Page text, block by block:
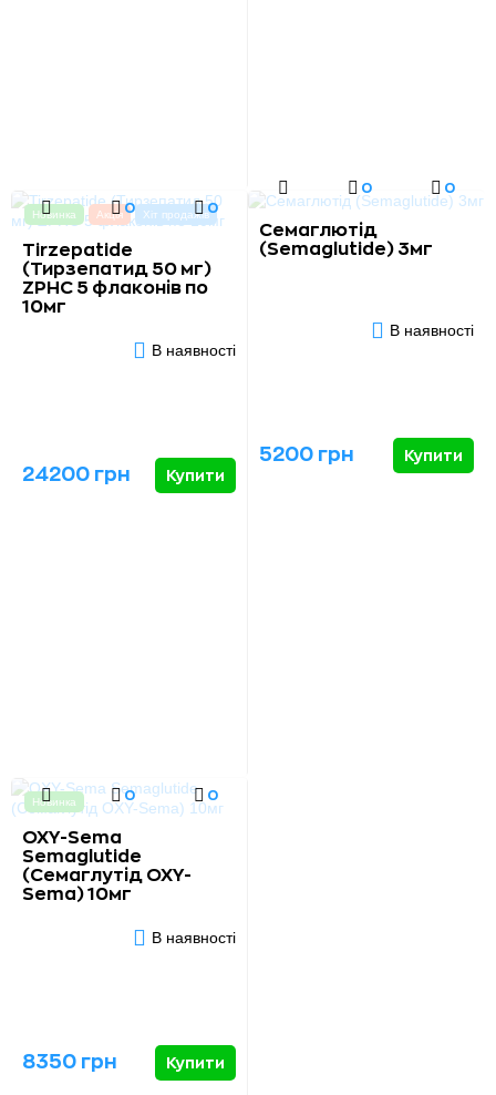
Новинка Акція Хіт продажів
0 0
Tirzepatide
(Тирзепатид 50 мг)
ZPHC 5 флаконів по
10мг
В наявності
24200 грн Купити
0 0
Семаглютід
(Semaglutide) 3мг
В наявності
5200 грн Купити
Новинка 0 0
OXY-Sema
Semaglutide
(Семаглутід OXY-
Sema) 10мг
В наявності
8350 грн Купити